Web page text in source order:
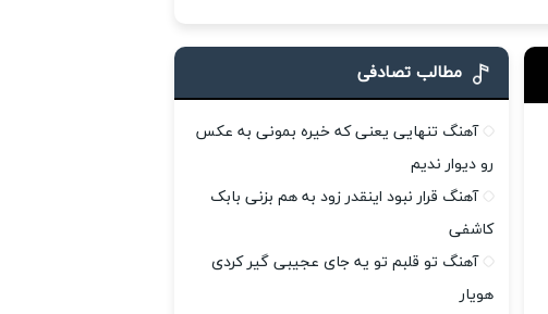
مطالب تصادفی
آهنگ تنهایی یعنی که خیره بمونی به عکس
رو دیوار ندیم
آهنگ قرار نبود اینقدر زود به هم بزنی بابک
کاشفی
آهنگ تو قلبم تو یه جای عجیبی گیر کردی
هویار